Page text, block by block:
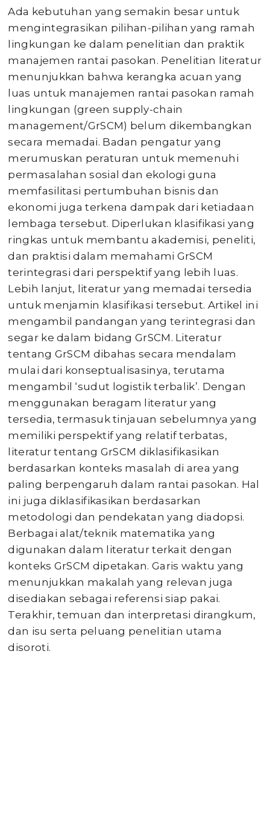
Ada kebutuhan yang semakin besar untuk
mengintegrasikan pilihan-pilihan yang ramah
lingkungan ke dalam penelitian dan praktik
manajemen rantai pasokan. Penelitian literatur
menunjukkan bahwa kerangka acuan yang
luas untuk manajemen rantai pasokan ramah
lingkungan (green supply-chain
management/GrSCM) belum dikembangkan
secara memadai. Badan pengatur yang
merumuskan peraturan untuk memenuhi
permasalahan sosial dan ekologi guna
memfasilitasi pertumbuhan bisnis dan
ekonomi juga terkena dampak dari ketiadaan
lembaga tersebut. Diperlukan klasifikasi yang
ringkas untuk membantu akademisi, peneliti,
dan praktisi dalam memahami GrSCM
terintegrasi dari perspektif yang lebih luas.
Lebih lanjut, literatur yang memadai tersedia
untuk menjamin klasifikasi tersebut. Artikel ini
mengambil pandangan yang terintegrasi dan
segar ke dalam bidang GrSCM. Literatur
tentang GrSCM dibahas secara mendalam
mulai dari konseptualisasinya, terutama
mengambil ‘sudut logistik terbalik’. Dengan
menggunakan beragam literatur yang
tersedia, termasuk tinjauan sebelumnya yang
memiliki perspektif yang relatif terbatas,
literatur tentang GrSCM diklasifikasikan
berdasarkan konteks masalah di area yang
paling berpengaruh dalam rantai pasokan. Hal
ini juga diklasifikasikan berdasarkan
metodologi dan pendekatan yang diadopsi.
Berbagai alat/teknik matematika yang
digunakan dalam literatur terkait dengan
konteks GrSCM dipetakan. Garis waktu yang
menunjukkan makalah yang relevan juga
disediakan sebagai referensi siap pakai.
Terakhir, temuan dan interpretasi dirangkum,
dan isu serta peluang penelitian utama
disoroti.